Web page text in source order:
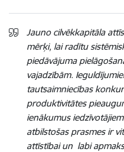
Jauno cilvēkkapitāla
mērķi, lai radītu
piedāvājuma
vajadzībām.
tautsaimniecības
produktivitātes
ienākumus
atbilstošas prasmes ir
attīstībai un labi